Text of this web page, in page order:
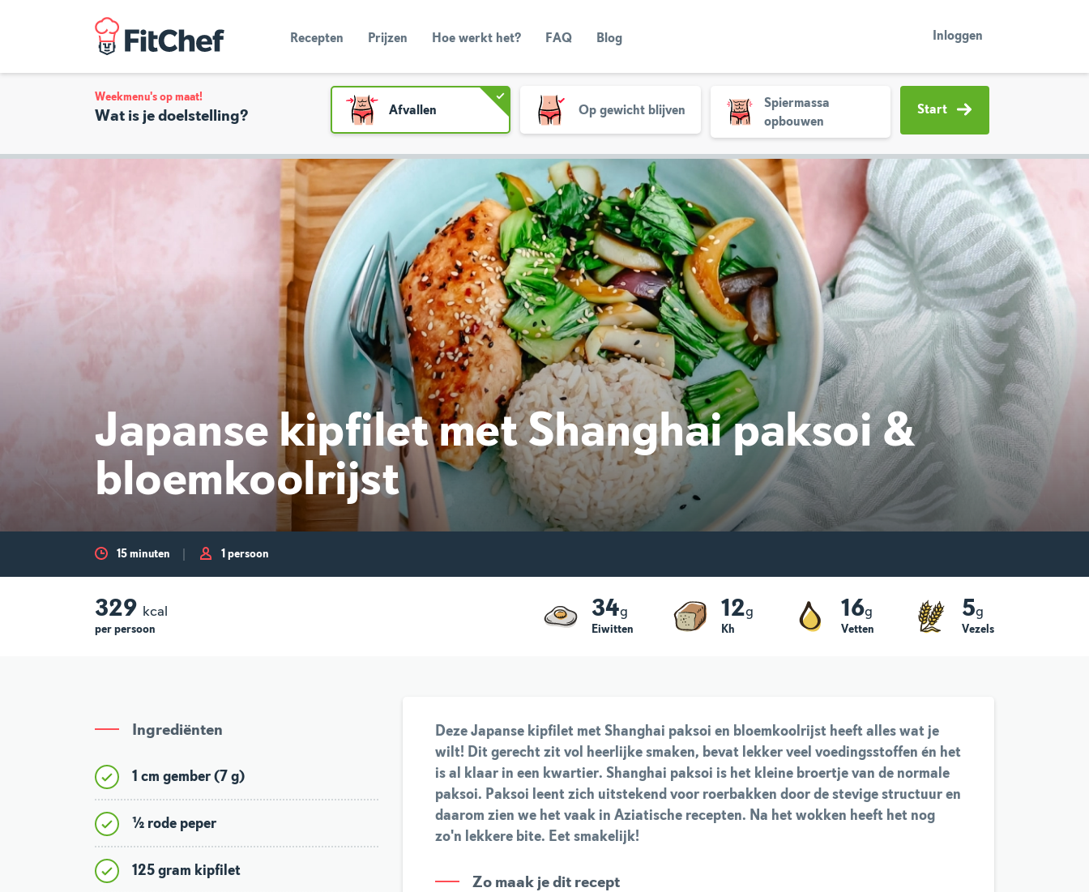
Recepten Prijzen Hoe werkt het? FAQ Blog Inloggen
Weekmenu's op maat!
Wat is je doelstelling? Afvallen Op gewicht blijven
Spiermassa
opbouwen
Start
Japanse kipfilet met Shanghai paksoi &
bloemkoolrijst
15 minuten 1 persoon
329 kcal
per persoon
34g
Eiwitten
12g
Kh
16g
Vetten
5g
Vezels
Ingrediënten
1 cm gember (7 g)
½ rode peper
125 gram kipfilet
Deze Japanse kipfilet met Shanghai paksoi en bloemkoolrijst heeft alles wat je
wilt! Dit gerecht zit vol heerlijke smaken, bevat lekker veel voedingsstoffen én het
is al klaar in een kwartier. Shanghai paksoi is het kleine broertje van de normale
paksoi. Paksoi leent zich uitstekend voor roerbakken door de stevige structuur en
daarom zien we het vaak in Aziatische recepten. Na het wokken heeft het nog
zo'n lekkere bite. Eet smakelijk!
Zo maak je dit recept